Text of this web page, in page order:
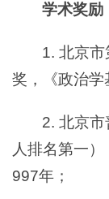
学术奖励
1. 北京
奖，《政治学
2. 北京
人排名第一
997年；